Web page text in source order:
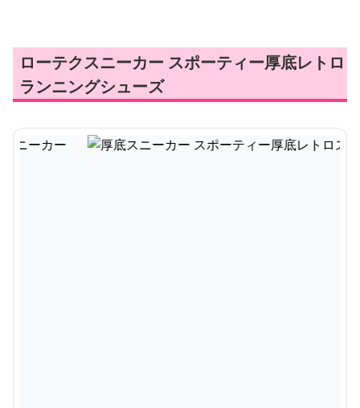
ローテクスニーカー スポーティー厚底レトロ
ランニングシューズ